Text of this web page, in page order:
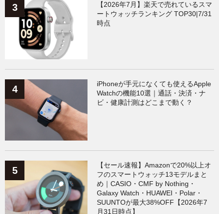
【2026年7月】楽天で売れているスマ
ートウォッチランキング TOP30|7/31
時点
iPhoneが手元になくても使えるApple
Watchの機能10選｜通話・決済・ナ
ビ・健康計測はどこまで動く？
【セール速報】Amazonで20%以上オ
フのスマートウォッチ13モデルまと
め｜CASIO・CMF by Nothing・
Galaxy Watch・HUAWEI・Polar・
SUUNTOが最大38%OFF【2026年7
月31日時点】